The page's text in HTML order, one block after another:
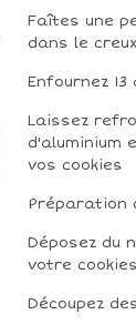
Faîtes une
dans le
Enfournez 13
Laissez
d'aluminium
vos cookies
Préparation
Déposez du
votre
Découpez